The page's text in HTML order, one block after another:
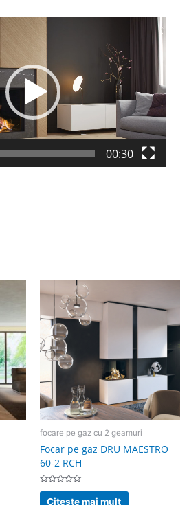
00:30
focare pe gaz cu 2 geamuri
Focar pe gaz DRU MAESTRO
60-2 RCH
Evaluat
Citeste mai mult